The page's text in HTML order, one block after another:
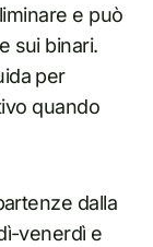
e può
sui binari.
per
quando
dalla
venerdì e